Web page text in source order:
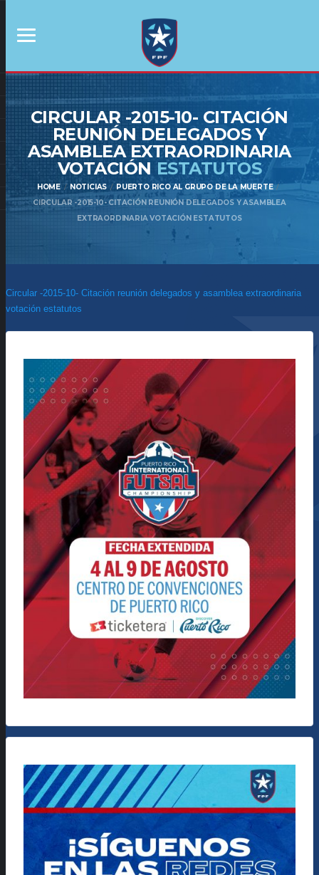
CIRCULAR -2015-10- CITACIÓN
REUNIÓN DELEGADOS Y
ASAMBLEA EXTRAORDINARIA
VOTACIÓN ESTATUTOS
HOME NOTICIAS
PUERTO RICO AL GRUPO DE LA MUERTE
CIRCULAR -2015-10- CITACIÓN REUNIÓN DELEGADOS Y ASAMBLEA
EXTRAORDINARIA VOTACIÓN ESTATUTOS
Circular -2015-10- Citación reunión delegados y asamblea extraordinaria
votación estatutos